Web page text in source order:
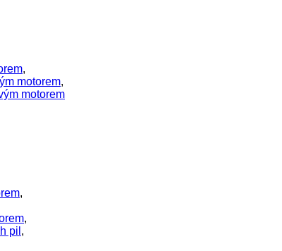
,
motorem,
motorem
,
,
pil ,